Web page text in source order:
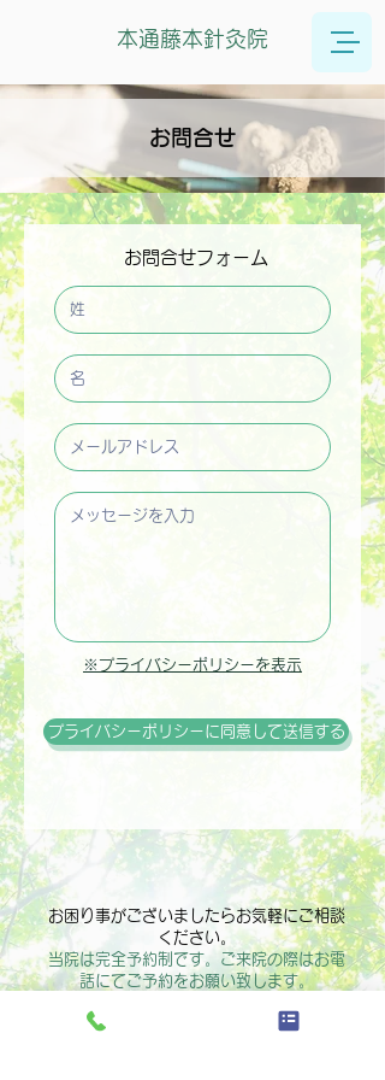
本通藤本針灸院
お問合せ
お問合せフォーム
※プライバシーポリシーを表示
プライバシーポリシーに同意して送信する
​お困り事がございましたらお気軽にご相談
ください。
​当院は完全予約制です。ご来院の際はお電
話にてご予約をお願い致します。